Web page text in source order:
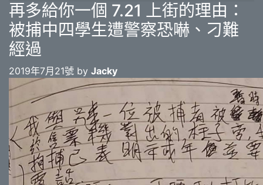
再多給你一個 7.21 上街的理由：
被捕中四學生遭警察恐嚇、刁難
經過
2019年7月21號 by Jacky